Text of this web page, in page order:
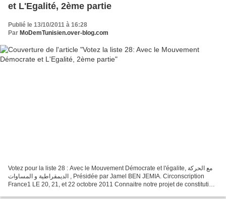
et L'Egalité, 2ème partie
Publié le 13/10/2011 à 16:28
Par MoDemTunisien.over-blog.com
Votez pour la liste 28 : Avec le Mouvement Démocrate et l'égalite, مع الحركة
الديمقراطية و المساوات , Présidée par Jamel BEN JEMIA. Circonscription
France1 LE 20, 21, et 22 octobre 2011 Connaitre notre projet de constitution